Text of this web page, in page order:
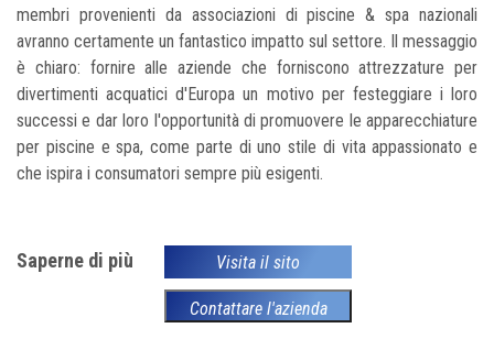
membri provenienti da associazioni di piscine & spa nazionali
avranno certamente un fantastico impatto sul settore. Il messaggio
è chiaro: fornire alle aziende che forniscono attrezzature per
divertimenti acquatici d'Europa un motivo per festeggiare i loro
successi e dar loro l'opportunità di promuovere le apparecchiature
per piscine e spa, come parte di uno stile di vita appassionato e
che ispira i consumatori sempre più esigenti.
Saperne di più Visita il sito
Contattare l'azienda